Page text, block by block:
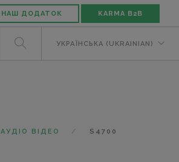
НАШ ДОДАТОК KARMA B2B
УКРАЇНСЬКА (UKRAINIAN)
АУДІО ВІДЕО S4700